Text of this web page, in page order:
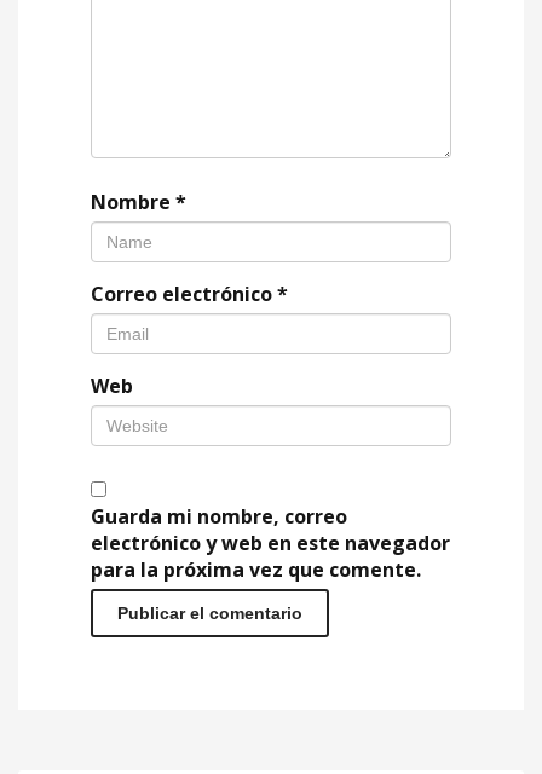
Nombre *
Correo electrónico*
Web
Guarda mi nombre, correo
electrónico y web en este navegador
para la próxima vez que comente.